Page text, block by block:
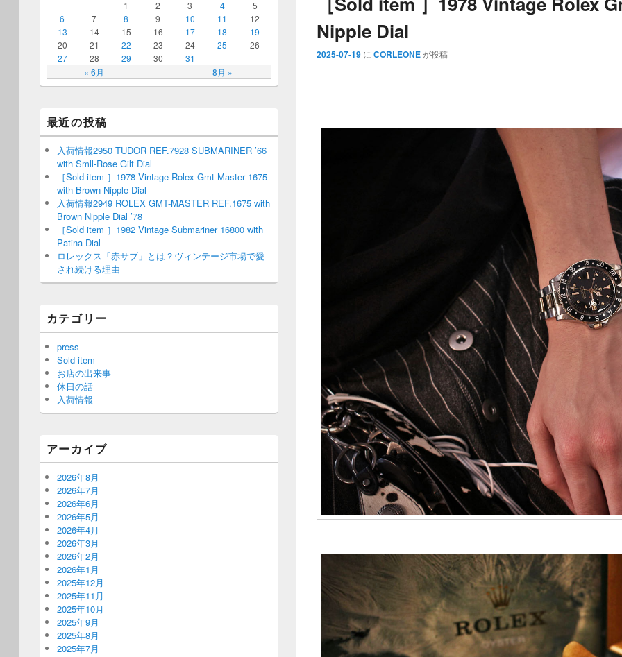
Nipple Dial
2025-07-19 に CORLEONEが投稿
« 6月 8月 »
1 2 3 4
5
6
7 8 9 10 11
12
13
14 15 16 17 18
19
20
21 22 23 24 25
26
27
28 29 30 31
最近の投稿
入荷情報2950 TUDOR REF.7928 SUBMARINER ’66
with Smll-Rose Gilt Dial
［Sold item ］1978 Vintage Rolex Gmt-Master 1675
with Brown Nipple Dial
入荷情報2949 ROLEX GMT-MASTER REF.1675 with
Brown Nipple Dial ’78
［Sold item ］1982 Vintage Submariner 16800 with
Patina Dial
ロレックス「赤サブ」とは？ヴィンテージ市場で愛
され続ける理由
カテゴリー
press
Sold item
お店の出来事
休日の話
入荷情報
アーカイブ
2026年8月
2026年7月
2026年6月
2026年5月
2026年4月
2026年3月
2026年2月
2026年1月
2025年12月
2025年11月
2025年10月
2025年9月
2025年8月
2025年7月